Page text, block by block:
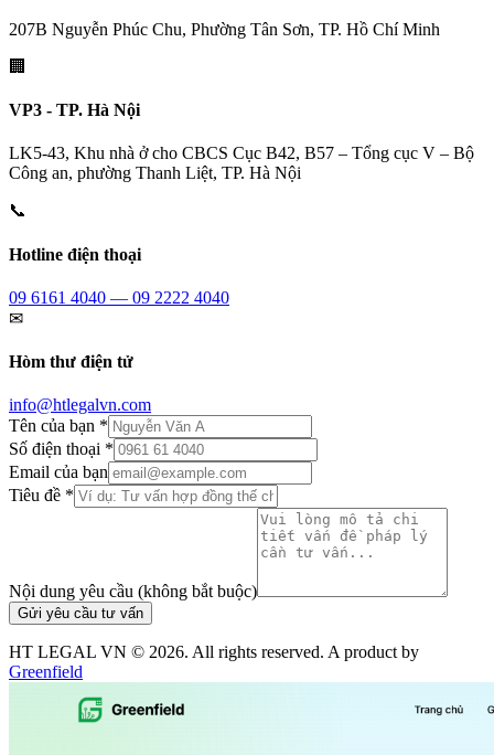
207B Nguyễn Phúc Chu, Phường Tân Sơn, TP. Hồ Chí Minh
🏢
VP3 - TP. Hà Nội
LK5-43, Khu nhà ở cho CBCS Cục B42, B57 – Tổng cục V – Bộ
Công an, phường Thanh Liệt, TP. Hà Nội
📞
Hotline điện thoại
09 6161 4040 — 09 2222 4040
✉
Hòm thư điện tử
info@htlegalvn.com
Tên của bạn *
Số điện thoại *
Email của bạn
Tiêu đề *
Nội dung yêu cầu (không bắt buộc)
Gửi yêu cầu tư vấn
HT LEGAL VN © 2026. All rights reserved. A product by
Greenfield